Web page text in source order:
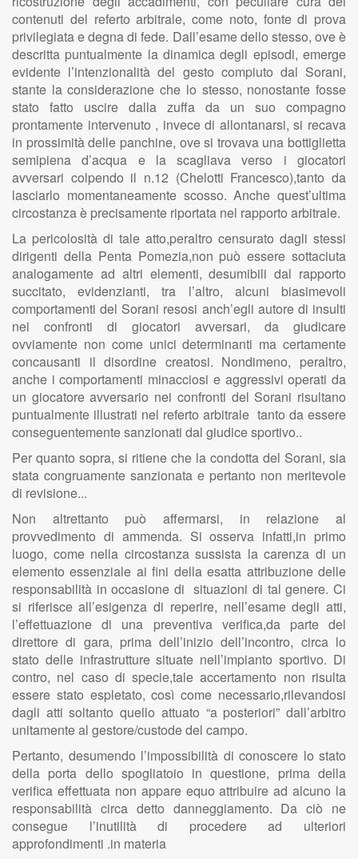
contenuti del referto arbitrale, come noto, fonte di prova
privilegiata e degna di fede. Dall’esame dello stesso, ove è
descritta puntualmente la dinamica degli episodi, emerge
evidente l’intenzionalità del gesto compiuto dal Sorani,
stante la considerazione che lo stesso, nonostante fosse
stato fatto uscire dalla zuffa da un suo compagno
prontamente intervenuto , invece di allontanarsi, si recava
in prossimità delle panchine, ove si trovava una bottiglietta
semipiena d’acqua e la scagliava verso i giocatori
avversari colpendo il n.12 (Chelotti Francesco),tanto da
lasciarlo momentaneamente scosso. Anche quest’ultima
circostanza è precisamente riportata nel rapporto arbitrale.
La pericolosità di tale atto,peraltro censurato dagli stessi
dirigenti della Penta Pomezia,non può essere sottaciuta
analogamente ad altri elementi, desumibili dal rapporto
succitato, evidenzianti, tra l’altro, alcuni biasimevoli
comportamenti del Sorani resosi anch’egli autore di insulti
nei confronti di giocatori avversari, da giudicare
ovviamente non come unici determinanti ma certamente
concausanti il disordine creatosi. Nondimeno, peraltro,
anche i comportamenti minacciosi e aggressivi operati da
un giocatore avversario nei confronti del Sorani risultano
puntualmente illustrati nel referto arbitrale tanto da essere
conseguentemente sanzionati dal giudice sportivo..
Per quanto sopra, si ritiene che la condotta del Sorani, sia
stata congruamente sanzionata e pertanto non meritevole
di revisione...
Non altrettanto può affermarsi, in relazione al
provvedimento di ammenda. Si osserva infatti,in primo
luogo, come nella circostanza sussista la carenza di un
elemento essenziale ai fini della esatta attribuzione delle
responsabilità in occasione di situazioni di tal genere. Ci
si riferisce all’esigenza di reperire, nell’esame degli atti,
l’effettuazione di una preventiva verifica,da parte del
direttore di gara, prima dell’inizio dell’incontro, circa lo
stato delle infrastrutture situate nell’impianto sportivo. Di
contro, nel caso di specie,tale accertamento non risulta
essere stato espletato, così come necessario,rilevandosi
dagli atti soltanto quello attuato “a posteriori” dall’arbitro
unitamente al gestore/custode del campo.
Pertanto, desumendo l’impossibilità di conoscere lo stato
della porta dello spogliatoio in questione, prima della
verifica effettuata non appare equo attribuire ad alcuno la
responsabilità circa detto danneggiamento. Da ciò ne
consegue l’inutilità di procedere ad ulteriori
approfondimenti .in materia